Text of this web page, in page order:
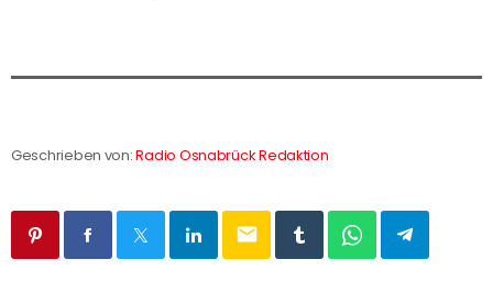
Geschrieben von:Radio Osnabrück Redaktion
email